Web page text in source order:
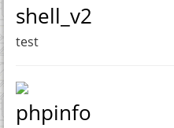
shell_v2
test
phpinfo